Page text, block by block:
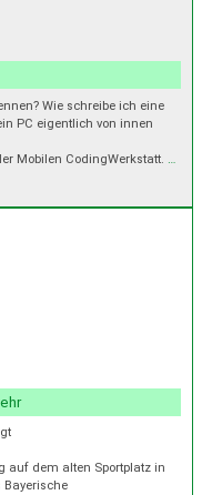
Wie schreibe ich eine
PC eigentlich von innen
Mobilen CodingWerkstatt. …
auf dem alten Sportplatz in